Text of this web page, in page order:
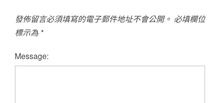
發佈留言必須填寫的電子郵件地址不會公開。 必填欄位
標示為 *
Message: